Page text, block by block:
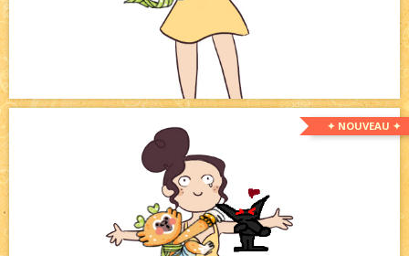
✦ NOUVEAU ✦